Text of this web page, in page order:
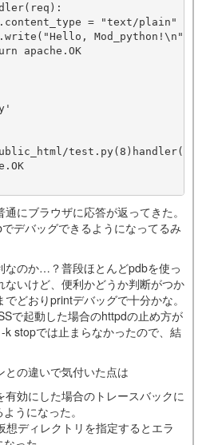
= "text/plain"
Mod_python!\n")
apache.OK
test.py(8)handler()->0
にブラウザに応答が返ってきた。
デバッグできるようになってるみ
のか…？普段ほとんどpdbを使っ
ないけど、便利かどうか判断がつか
どおりprintデバッグで十分かな。
で起動した場合のhttpdの止め方が
stopでは止まらなかったので、結
との違いで気付いた点は
有効にした場合のトレースバックに
うになった。
想ディレクトリを指定するとエラ